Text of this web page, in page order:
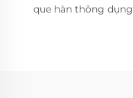
que hàn thông dụng